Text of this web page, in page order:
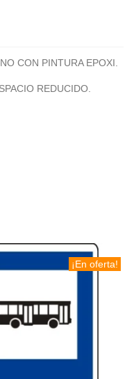
CON PINTURA EPOXI.
REDUCIDO.
¡En oferta!